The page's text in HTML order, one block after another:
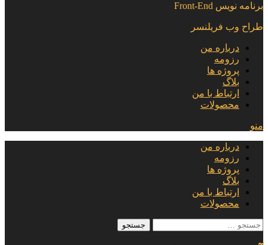
برنامه نویس Front-End
طراح وب فریلنسر
درباره من
رزومه
پروژه ها
بلاگ
ارتباط با من
محصولات
منو
درباره من
رزومه
پروژه ها
بلاگ
ارتباط با من
محصولات
جستجو